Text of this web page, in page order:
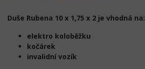
Duše Rubena 10 x 1,75 x 2 je vhodná na:
elektro koloběžku
kočárek
invalidní vozík